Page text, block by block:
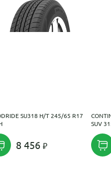
SU318 H/T 245/65 R17
8 456
SUV